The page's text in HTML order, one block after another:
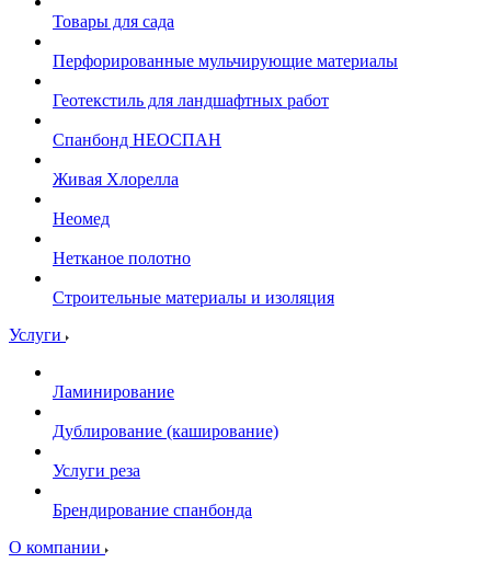
Товары для сада
Перфорированные мульчирующие материалы
Геотекстиль для ландшафтных работ
Спанбонд НЕОСПАН
Живая Хлорелла
Нeомед
Нетканое полотно
Строительные материалы и изоляция
Услуги
Ламинирование
Дублирование (каширование)
Услуги реза
Брендирование спанбонда
О компании